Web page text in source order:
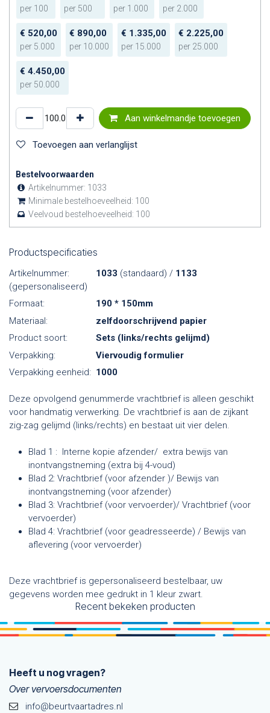
per 100 per 500 per 1.000 per 2.000
€ 520,00
per 5.000
€ 890,00
per 10.000
€ 1.335,00
per 15.000
€ 2.225,00
per 25.000
€ 4.450,00
per 50.000
Aan winkelmandje toevoegen
Toevoegen aan verlanglijst
Bestelvoorwaarden
Artikelnummer: 1033
Minimale bestelhoeveelheid: 100
Veelvoud bestelhoeveelheid: 100
Productspecificaties
Artikelnummer: 1033 (standaard) / 1133
(gepersonaliseerd)
Formaat:
190 * 150mm
Materiaal:
zelfdoorschrijvend papier
Product soort:
Sets (links/rechts gelijmd)
Verpakking:
Viervoudig formulier
Verpakking eenheid: 1000
Deze opvolgend genummerde vrachtbrief is alleen geschikt
voor handmatig verwerking. De vrachtbrief is aan de zijkant
zig-zag gelijmd (links/rechts) en bestaat uit vier delen.
Blad 1 : Interne kopie afzender/ extra bewijs van
inontvangstneming (extra bij 4-voud)
Blad 2: Vrachtbrief (voor afzender )/ Bewijs van
inontvangstneming (voor afzender)
Blad 3: Vrachtbrief (voor vervoerder)/ Vrachtbrief (voor
vervoerder)
Blad 4: Vrachtbrief (voor geadresseerde) / Bewijs van
aflevering (voor vervoerder)
Deze vrachtbrief is gepersonaliseerd bestelbaar, uw
gegevens worden mee gedrukt in 1 kleur zwart.
Recent bekeken producten
Heeft u nog vragen?
Over vervoersdocumenten
info@beurtvaartadres.nl